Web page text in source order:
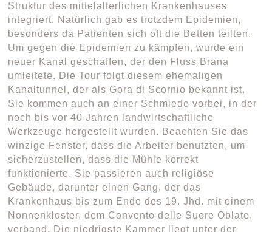
Struktur des mittelalterlichen Krankenhauses
integriert. Natürlich gab es trotzdem Epidemien,
besonders da Patienten sich oft die Betten teilten.
Um gegen die Epidemien zu kämpfen, wurde ein
neuer Kanal geschaffen, der den Fluss Brana
umleitete. Die Tour folgt diesem ehemaligen
Kanaltunnel, der als Gora di Scornio bekannt ist.
Sie kommen auch an einer Schmiede vorbei, in der
noch bis vor 40 Jahren landwirtschaftliche
Werkzeuge hergestellt wurden. Beachten Sie das
winzige Fenster, dass die Arbeiter benutzten, um
sicherzustellen, dass die Mühle korrekt
funktionierte. Sie passieren auch religiöse
Gebäude, darunter einen Gang, der das
Krankenhaus bis zum Ende des 19. Jhd. mit einem
Nonnenkloster, dem Convento delle Suore Oblate,
verband. Die niedrigste Kammer liegt unter der